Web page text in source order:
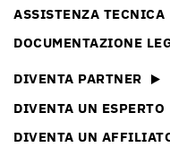
ASSISTENZA TECNICA
DOCUMENTAZIONE
DIVENTA PARTNER
DIVENTA UN ESPERTO
DIVENTA UN